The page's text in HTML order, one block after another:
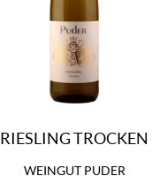
RIESLING TROCKEN
WEINGUT PUDER